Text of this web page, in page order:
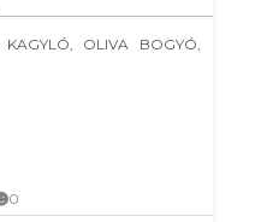
OLIVA BOGYÓ,
0